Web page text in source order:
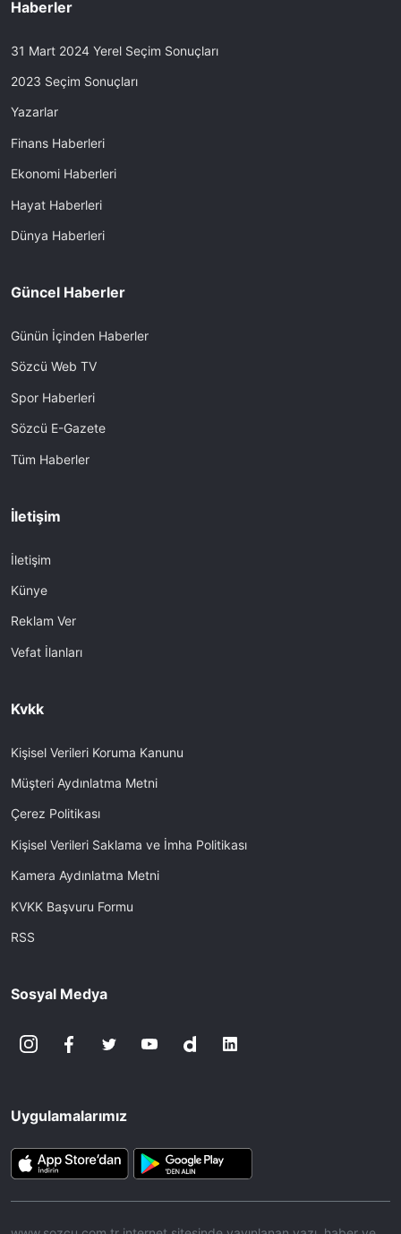
Haberler
31 Mart 2024 Yerel Seçim Sonuçları
2023 Seçim Sonuçları
Yazarlar
Finans Haberleri
Ekonomi Haberleri
Hayat Haberleri
Dünya Haberleri
Güncel Haberler
Günün İçinden Haberler
Sözcü Web TV
Spor Haberleri
Sözcü E-Gazete
Tüm Haberler
İletişim
İletişim
Künye
Reklam Ver
Vefat İlanları
Kvkk
Kişisel Verileri Koruma Kanunu
Müşteri Aydınlatma Metni
Çerez Politikası
Kişisel Verileri Saklama ve İmha Politikası
Kamera Aydınlatma Metni
KVKK Başvuru Formu
RSS
Sosyal Medya
Uygulamalarımız